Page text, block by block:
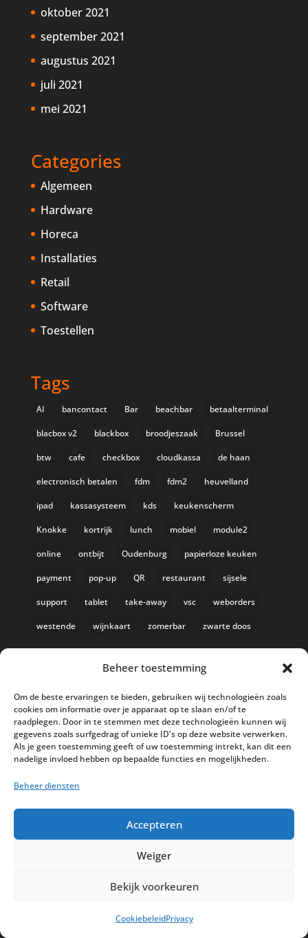
Beheer toestemming
Om de beste ervaringen te bieden, gebruiken wij technologieën zoals
cookies om informatie over je apparaat op te slaan en/of te
raadplegen. Door in te stemmen met deze technologieën kunnen wij
gegevens zoals surfgedrag of unieke ID's op deze website verwerken.
Als je geen toestemming geeft of uw toestemming intrekt, kan dit een
nadelige invloed hebben op bepaalde functies en mogelijkheden.
Beheer diensten
Accepteren
Weiger
Bekijk voorkeuren
CookiebeleidPrivacy
oktober 2021
september 2021
augustus 2021
juli 2021
mei 2021
Categories
Algemeen
Hardware
Horeca
Installaties
Retail
Software
Toestellen
Tags
AI bancontact Bar beachbar betaalterminal
blacbox v2 blackbox broodjeszaak Brussel
btw cafe checkbox cloudkassa de haan
electronisch betalen fdm fdm2 heuvelland
ipad kassasysteem kds keukenscherm
Knokke kortrijk lunch mobiel module2
online ontbijt Oudenburg papierloze keuken
payment pop-up QR restaurant sijsele
support tablet take-away vsc weborders
westende wijnkaart zomerbar zwarte doos
AI in de Horeca kassawereld
Bestel nu nog aan de 2025 prijzen
Safran Palace start met nieuw
Privacy